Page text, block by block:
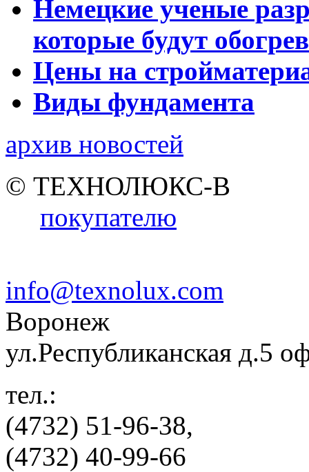
Немецкие ученые
которые будут
Цены на
Виды фундамента
архив новостей
© ТЕХНОЛЮКС-В
покупателю
info@texnolux.com
Воронеж
ул.Республиканская д.5
тел.:
(4732) 51-96-38,
(4732) 40-99-66